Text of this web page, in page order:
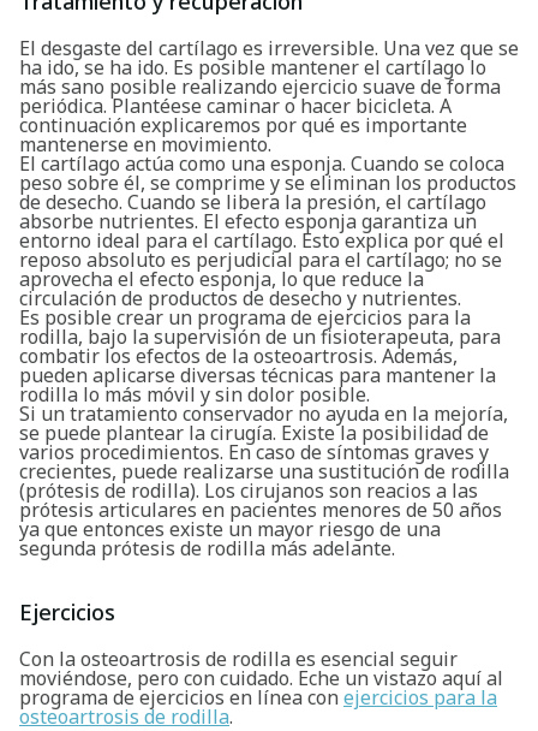
Buscar
El desgaste del cartílago es irreversible. Una vez que se
ha ido, se ha ido. Es posible mantener el cartílago lo
más sano posible realizando ejercicio suave de forma
periódica. Plantéese caminar o hacer bicicleta. A
continuación explicaremos por qué es importante
mantenerse en movimiento.
El cartílago actúa como una esponja. Cuando se coloca
peso sobre él, se comprime y se eliminan los productos
de desecho. Cuando se libera la presión, el cartílago
absorbe nutrientes. El efecto esponja garantiza un
entorno ideal para el cartílago. Esto explica por qué el
reposo absoluto es perjudicial para el cartílago; no se
aprovecha el efecto esponja, lo que reduce la
circulación de productos de desecho y nutrientes.
Es posible crear un programa de ejercicios para la
rodilla, bajo la supervisión de un fisioterapeuta, para
combatir los efectos de la osteoartrosis. Además,
pueden aplicarse diversas técnicas para mantener la
rodilla lo más móvil y sin dolor posible.
Si un tratamiento conservador no ayuda en la mejoría,
se puede plantear la cirugía. Existe la posibilidad de
varios procedimientos. En caso de síntomas graves y
crecientes, puede realizarse una sustitución de rodilla
(prótesis de rodilla). Los cirujanos son reacios a las
prótesis articulares en pacientes menores de 50 años
ya que entonces existe un mayor riesgo de una
segunda prótesis de rodilla más adelante.
Ejercicios
Con la osteoartrosis de rodilla es esencial seguir
moviéndose, pero con cuidado. Eche un vistazo aquí al
programa de ejercicios en línea con ejercicios para la
osteoartrosis de rodilla.